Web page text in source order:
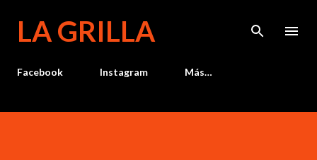
LA GRILLA
Facebook Instagram Más…